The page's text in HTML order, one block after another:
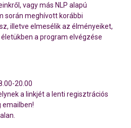
vagy más NLP alapú
során meghívott korábbi
illetve elmesélik az élményeiket,
a program elvégzése
20.00
a linkjét a lenti regisztrációs
emailben!